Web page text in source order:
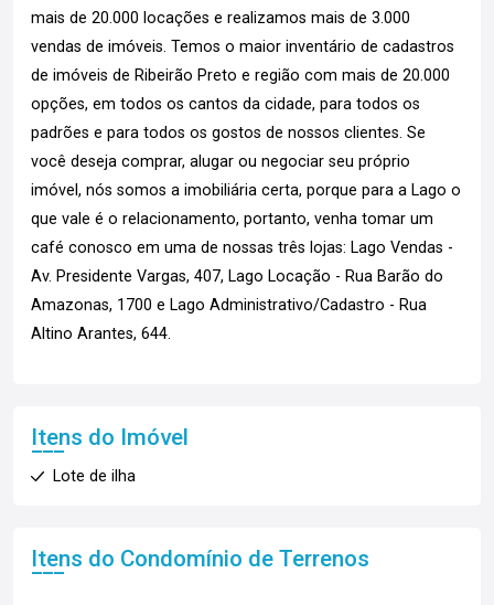
mais de 20.000 locações e realizamos mais de 3.000
vendas de imóveis. Temos o maior inventário de cadastros
de imóveis de Ribeirão Preto e região com mais de 20.000
opções, em todos os cantos da cidade, para todos os
padrões e para todos os gostos de nossos clientes. Se
você deseja comprar, alugar ou negociar seu próprio
imóvel, nós somos a imobiliária certa, porque para a Lago o
que vale é o relacionamento, portanto, venha tomar um
café conosco em uma de nossas três lojas: Lago Vendas -
Av. Presidente Vargas, 407, Lago Locação - Rua Barão do
Amazonas, 1700 e Lago Administrativo/Cadastro - Rua
Altino Arantes, 644.
Itens do Imóvel
Lote de ilha
Itens do Condomínio de Terrenos